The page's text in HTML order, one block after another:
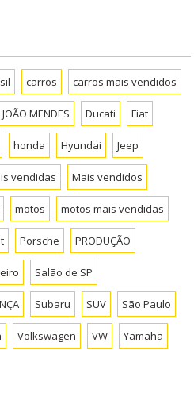
carros carros mais vendidos
MENDES Ducati Fiat
honda Hyundai Jeep
vendidas Mais vendidos
motos motos mais vendidas
Porsche PRODUÇÃO
Salão de SP
Subaru SUV São Paulo
Volkswagen VW Yamaha